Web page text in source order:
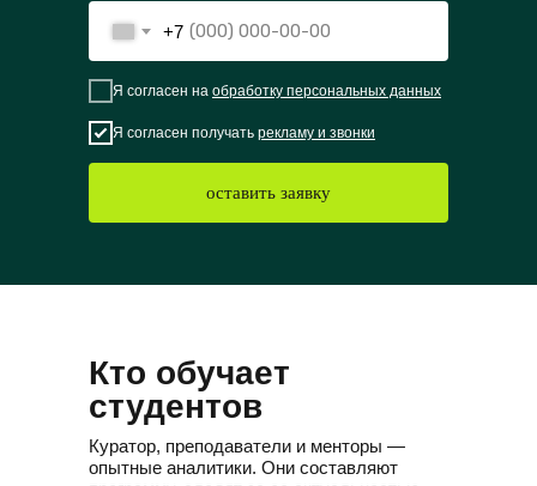
+7
Я согласен на обработку персональных данных
Я согласен получать рекламу и звонки
оставить заявку
Кто обучает
студентов
Куратор, преподаватели и менторы —
опытные аналитики. Они составляют